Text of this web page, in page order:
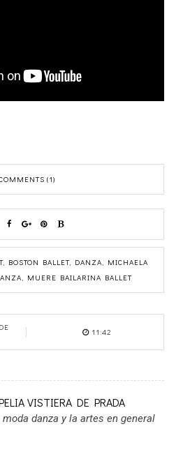
(1)
, BOSTON BALLET, DANZA
MICHAELA
MUERE BAILARINA BALLET
11:42
VISTIERA DE PRADA
moda danza y la artes en general